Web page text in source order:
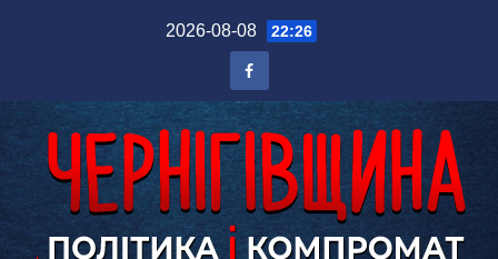
2026-08-08 22:26